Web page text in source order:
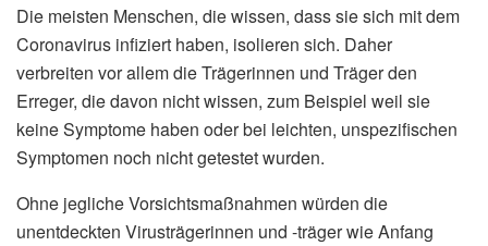
Die meisten Menschen, die wissen, dass sie sich mit dem
Coronavirus infiziert haben, isolieren sich. Daher
verbreiten vor allem die Trägerinnen und Träger den
Erreger, die davon nicht wissen, zum Beispiel weil sie
keine Symptome haben oder bei leichten, unspezifischen
Symptomen noch nicht getestet wurden.
Ohne jegliche Vorsichtsmaßnahmen würden die
unentdeckten Virusträgerinnen und -träger wie Anfang